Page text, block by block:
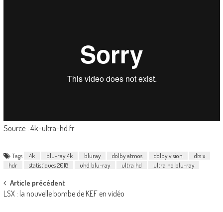
Source : 4k-ultra-hd.fr
Tags 4k blu-ray 4k bluray dolby atmos dolby vision
dts:x
hdr
statistiques 2018 uhd blu-ray ultra hd ultra hd blu-ray
Post
navigation
Article précédent
LSX : la nouvelle bombe de KEF en vidéo